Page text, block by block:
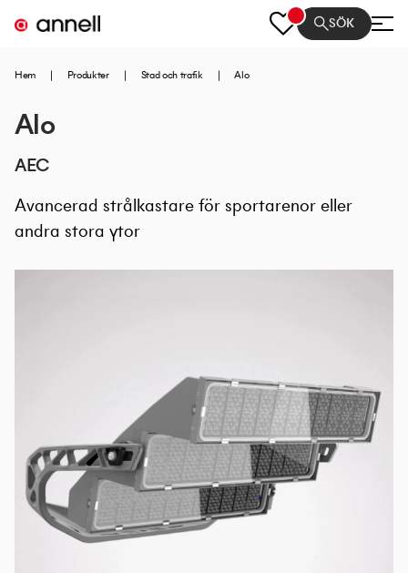
SÖK
Hem | Produkter | Stad och trafik | Alo
Alo
AEC
Avancerad strålkastare för sportarenor eller
andra stora ytor